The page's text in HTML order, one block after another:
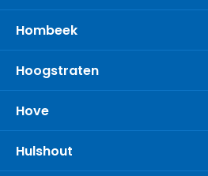
Hombeek
Hoogstraten
Hove
Hulshout